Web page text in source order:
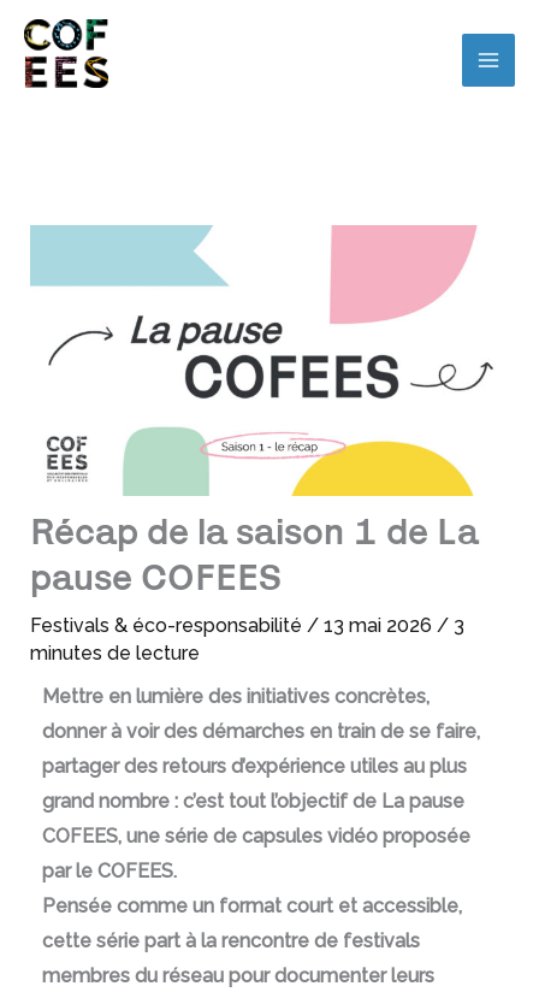
Récap de la saison 1 de La
pause COFEES
Festivals & éco-responsabilité / 13 mai 2026 / 3
minutes de lecture
Mettre en lumière des initiatives concrètes,
donner à voir des démarches en train de se faire,
partager des retours d’expérience utiles au plus
grand nombre : c’est tout l’objectif de La pause
COFEES, une série de capsules vidéo proposée
par le COFEES.
Pensée comme un format court et accessible,
cette série part à la rencontre de festivals
membres du réseau pour documenter leurs